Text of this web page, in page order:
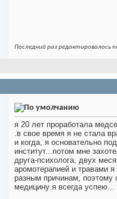
Последний раз редактировалось
я 20 лет проработала
.в свое время я не стала
и когда, я основательно
институт...потом мне
друга-психолога, двух
аромотерапией и травами
разным причинам, поэтому
медицину я всегда успею...